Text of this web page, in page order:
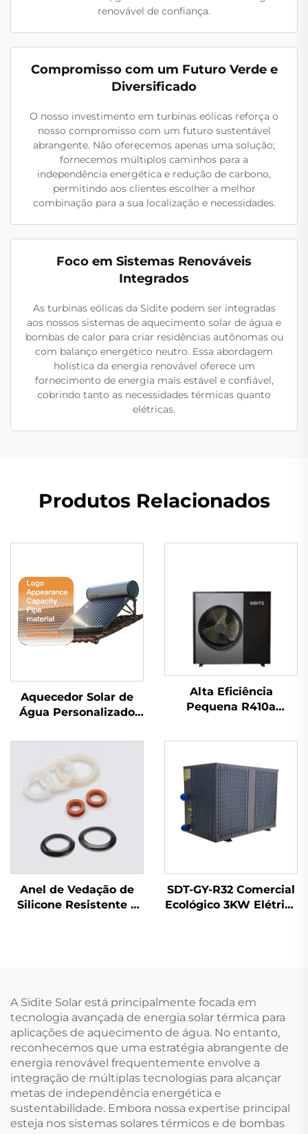
renovável de confiança.
Compromisso com um Futuro Verde e
Diversificado
O nosso investimento em turbinas eólicas reforça o
nosso compromisso com um futuro sustentável
abrangente. Não oferecemos apenas uma solução;
fornecemos múltiplos caminhos para a
independência energética e redução de carbono,
permitindo aos clientes escolher a melhor
combinação para a sua localização e necessidades.
Foco em Sistemas Renováveis
Integrados
As turbinas eólicas da Sidite podem ser integradas
aos nossos sistemas de aquecimento solar de água e
bombas de calor para criar residências autônomas ou
com balanço energético neutro. Essa abordagem
holística da energia renovável oferece um
fornecimento de energia mais estável e confiável,
cobrindo tanto as necessidades térmicas quanto
elétricas.
Produtos Relacionados
Aquecedor Solar de
Água Personalizado
Pressurizado Não-
Pressurizado com
Placas Planas e Tubos
a Vácuo para Uso
Residencial, Comercial
e Industrial
Alta Eficiência
Pequena R410a
Hotéis Freestanding
Anel de Vedação de
Silicone Resistente a
Aquecedor de Água
com Coletor SFB/SFC
SDT-GY-R32 Comercial
Ecológico 3KW Elétrico
A Sidite Solar está principalmente focada em
tecnologia avançada de energia solar térmica para
aplicações de aquecimento de água. No entanto,
reconhecemos que uma estratégia abrangente de
energia renovável frequentemente envolve a
integração de múltiplas tecnologias para alcançar
metas de independência energética e
sustentabilidade. Embora nossa expertise principal
esteja nos sistemas solares térmicos e de bombas